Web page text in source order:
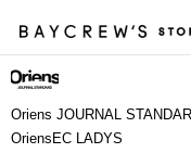
Oriens JOURNAL
OriensEC LADYS